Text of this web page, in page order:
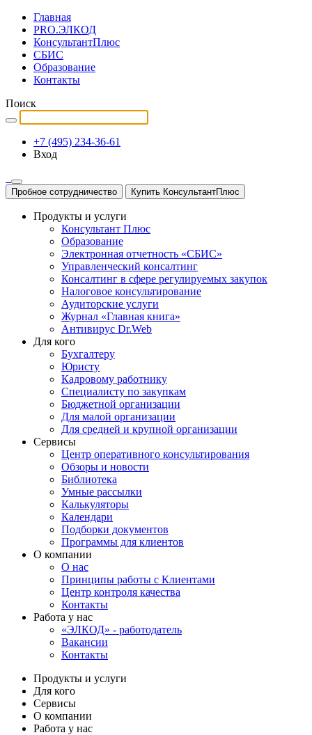
Главная
PRO.ЭЛКОД
КонсультантПлюс
СБИС
Образование
Контакты
Поиск
+7 (495) 234-36-61
Вход
Пробное сотрудничество Купить КонсультантПлюс
Продукты и услуги
Консультант Плюс
Образование
Электронная отчетность «СБИС»
Управленческий консалтинг
Консалтинг в сфере регулируемых закупок
Налоговое консультирование
Аудиторские услуги
Журнал «Главная книга»
Антивирус Dr.Web
Для кого
Бухгалтеру
Юристу
Кадровому работнику
Специалисту по закупкам
Бюджетной организации
Для малой организации
Для средней и крупной организации
Сервисы
Центр оперативного консультирования
Обзоры и новости
Библиотека
Умные рассылки
Калькуляторы
Календари
Подборки документов
Программы для клиентов
О компании
О нас
Принципы работы с Клиентами
Центр контроля качества
Контакты
Работа у нас
«ЭЛКОД» - работодатель
Вакансии
Контакты
Продукты и услуги
Для кого
Сервисы
О компании
Работа у нас